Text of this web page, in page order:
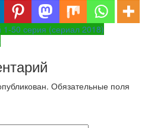
50 серия (сериал 2018)
Обязательные поля